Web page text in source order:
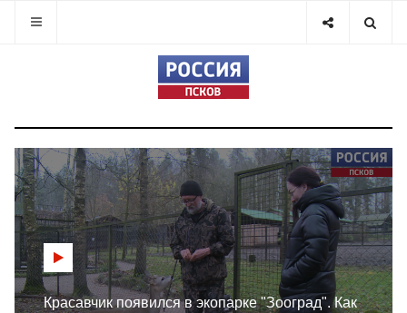
Красавчик появился в экопарке "Зооград". Как